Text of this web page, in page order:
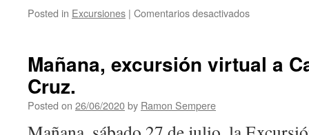
Posted in Excursiones | Comentarios desactivados
Excursión
Mañana, excursión virtual a
Cruz.
Posted on 26/06/2020by Ramon Sempere